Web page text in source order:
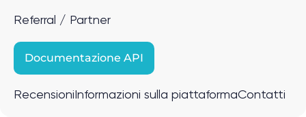
Referral / Partner
Documentazione API
Recensioni Informazioni sulla piattaformaContatti